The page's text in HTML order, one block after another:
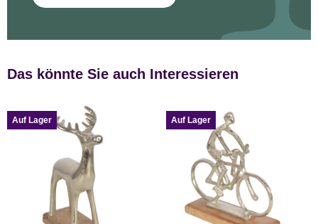
Das könnte Sie auch Interessieren
Auf Lager Auf Lager